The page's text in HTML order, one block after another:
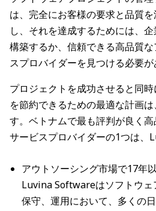
は、完全にお客様の要求と品質
し、それを達成するためには、
構築するか、信頼できる高品質
スプロバイダーを見つける必要が
プロジェクトを成功させると同
を節約できるための最適な計画
す。ベトナムで最も評判が良く
サービスプロバイダーの1つは、
アウトソーシング市場で17年
Luvina Softwareはソフトウェ
保守、運用において、多くの